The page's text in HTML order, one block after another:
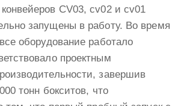
CV03, cv02 и cv01
запущены в работу. Во время
оборудование работало
проектным
завершив
тонн бокситов, что